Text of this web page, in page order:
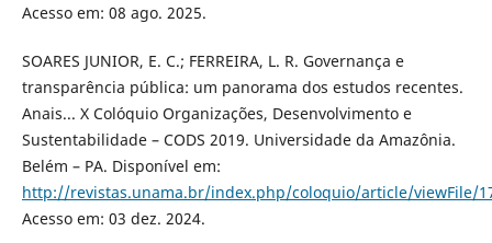
Acesso em: 08 ago. 2025.
SOARES JUNIOR, E. C.; FERREIRA, L. R. Governança e
transparência pública: um panorama dos estudos recentes.
Anais... X Colóquio Organizações, Desenvolvimento e
Sustentabilidade – CODS 2019. Universidade da Amazônia.
Belém – PA. Disponível em:
http://revistas.unama.br/index.php/coloquio/article/viewFile/
Acesso em: 03 dez. 2024.